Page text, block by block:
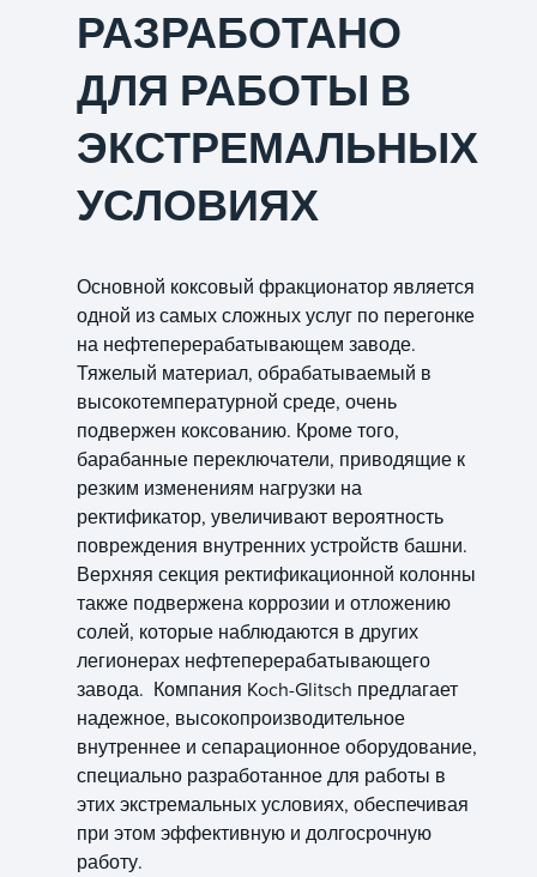
РАЗРАБОТАНО
ДЛЯ РАБОТЫ В
ЭКСТРЕМАЛЬНЫХ
УСЛОВИЯХ
Основной коксовый фракционатор является
одной из самых сложных услуг по перегонке
на нефтеперерабатывающем заводе.
Тяжелый материал, обрабатываемый в
высокотемпературной среде, очень
подвержен коксованию. Кроме того,
барабанные переключатели, приводящие к
резким изменениям нагрузки на
ректификатор, увеличивают вероятность
повреждения внутренних устройств башни.
Верхняя секция ректификационной колонны
также подвержена коррозии и отложению
солей, которые наблюдаются в других
легионерах нефтеперерабатывающего
завода. Компания Koch-Glitsch предлагает
надежное, высокопроизводительное
внутреннее и сепарационное оборудование,
специально разработанное для работы в
этих экстремальных условиях, обеспечивая
при этом эффективную и долгосрочную
работу.